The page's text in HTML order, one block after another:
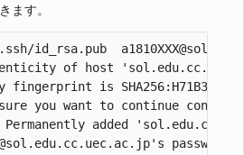
ます。
id_rsa.pub
of host
fingerprint is
you want to continue
Permanently added
password: